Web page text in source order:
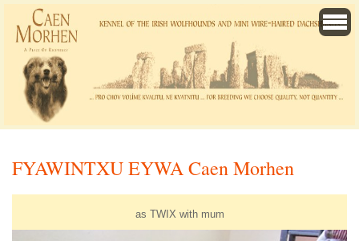
FYAWINTXU EYWA Caen Morhen
as TWIX with mum